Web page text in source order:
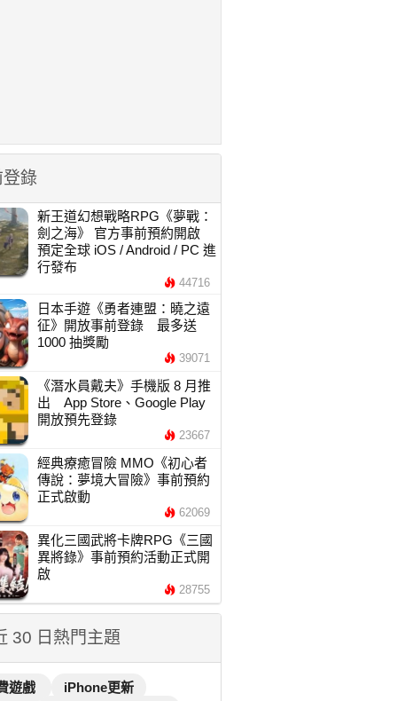
錄
新王道幻想戰略RPG《夢戰：
劍之海》 官方事前預約開啟
預定全球 iOS / Android / PC 進
行發布
44716
日本手遊《勇者連盟：曉之遠
征》開放事前登錄 最多送
1000 抽獎勵
39071
《潛水員戴夫》手機版 8 月推
出 App Store、Google Play
開放預先登錄
23667
經典療癒冒險 MMO《初心者
傳說：夢境大冒險》事前預約
正式啟動
62069
異化三國武將卡牌RPG《三國
異將錄》事前預約活動正式開
啟
28755
30 日熱門主題
遊戲
iPhone更新